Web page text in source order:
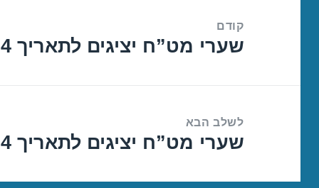
קודם
הפוסט
שערי מט”ח יציגים לתאריך 12/02/2024
לשלב הבא
הפוסט
שערי מט”ח יציגים לתאריך 14/02/2024